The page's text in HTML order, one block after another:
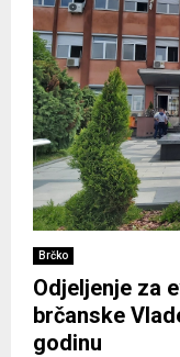
Brčko
Odjeljenje za
brčanske
godinu